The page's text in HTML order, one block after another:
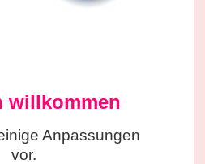
willkommen
Anpassungen
vor.